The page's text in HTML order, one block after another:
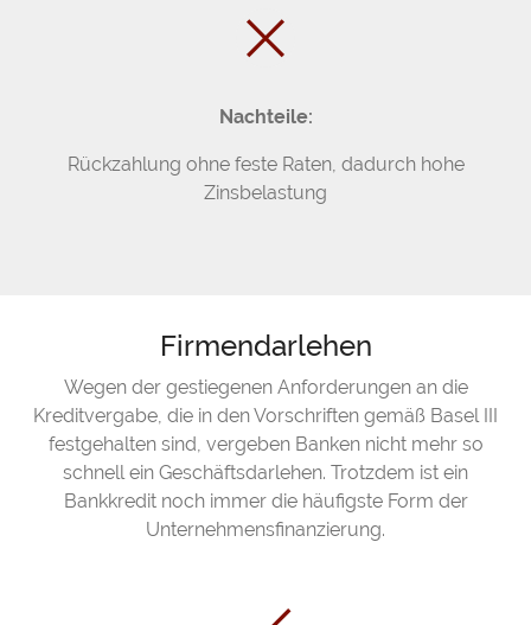
Nachteile:
Rückzahlung ohne feste Raten, dadurch hohe
Zinsbelastung
Firmendarlehen
Wegen der gestiegenen Anforderungen an die
Kreditvergabe, die in den Vorschriften gemäß Basel III
festgehalten sind, vergeben Banken nicht mehr so
schnell ein Geschäftsdarlehen. Trotzdem ist ein
Bankkredit noch immer die häufigste Form der
Unternehmensfinanzierung.